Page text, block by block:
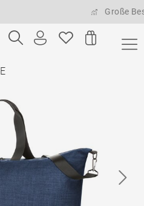
Große